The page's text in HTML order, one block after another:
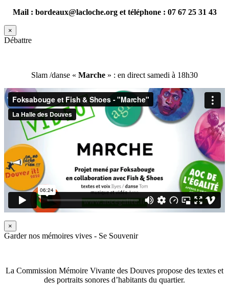
Mail : bordeaux@lacloche.org et téléphone : 07 67 25 31 43
×
Débattre
Slam /danse « Marche » : en direct samedi à 18h30
×
Garder nos mémoires vives - Se Souvenir
La Commission Mémoire Vivante des Douves propose des textes et
des portraits sonores d’habitants du quartier.